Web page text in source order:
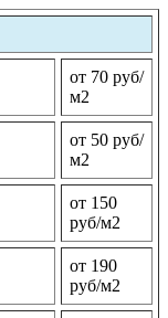
от 70 руб/
м2
от 50 руб/
м2
от 150
руб/м2
от 190
руб/м2